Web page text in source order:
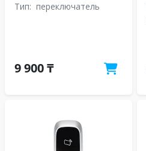
Тип: переключатель
9 900 ₸